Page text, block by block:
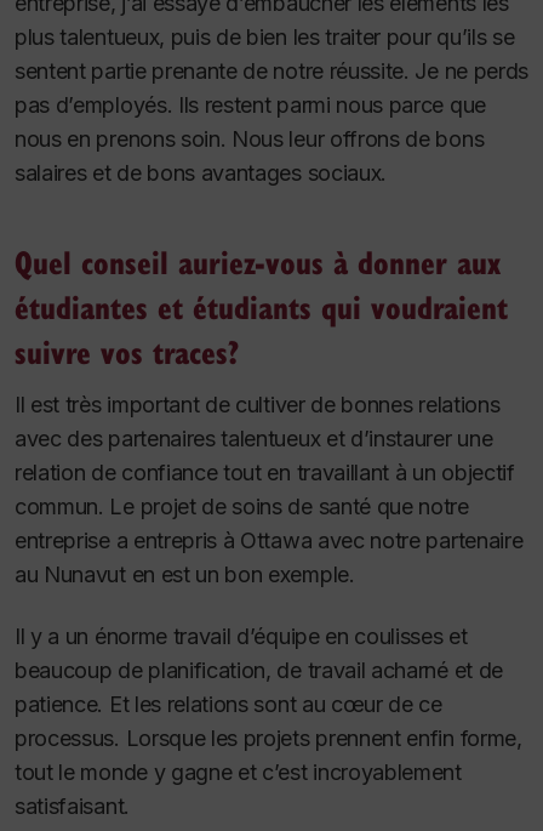
plus talentueux, puis de bien les traiter pour qu’ils se
sentent partie prenante de notre réussite. Je ne perds
pas d’employés. Ils restent parmi nous parce que
nous en prenons soin. Nous leur offrons de bons
salaires et de bons avantages sociaux.
Quel conseil auriez-vous à donner aux
étudiantes et étudiants qui voudraient
suivre vos traces?
Il est très important de cultiver de bonnes relations
avec des partenaires talentueux et d’instaurer une
relation de confiance tout en travaillant à un objectif
commun. Le projet de soins de santé que notre
entreprise a entrepris à Ottawa avec notre partenaire
au Nunavut en est un bon exemple.
Il y a un énorme travail d’équipe en coulisses et
beaucoup de planification, de travail acharné et de
patience. Et les relations sont au cœur de ce
processus. Lorsque les projets prennent enfin forme,
tout le monde y gagne et c’est incroyablement
satisfaisant.